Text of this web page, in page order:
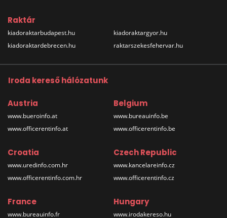
Raktár
kiadoraktarbudapest.hu
kiadoraktardebrecen.hu
kiadoraktargyor.hu
raktarszekesfehervar.hu
Iroda kereső hálózatunk
Austria
www.bueroinfo.at
www.officerentinfo.at
Belgium
www.bureauinfo.be
www.officerentinfo.be
Croatia
www.uredinfo.com.hr
www.officerentinfo.com.hr
Czech Republic
www.kancelareinfo.cz
www.officerentinfo.cz
France
www.bureauinfo.fr
Hungary
www.irodakereso.hu